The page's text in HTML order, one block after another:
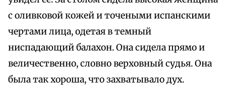
с оливковой кожей и точеными испанскими
чертами лица, одетая в темный
ниспадающий балахон. Она сидела прямо и
величественно, словно верховный судья. Она
была так хороша, что захватывало дух.